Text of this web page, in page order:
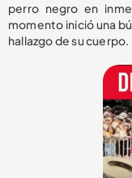
perro negro en
momento inició una
hallazgo de su cuerpo.